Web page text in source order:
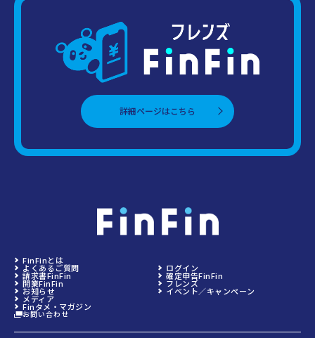
詳細ページはこちら
FinFinとは
よくあるご質問 ログイン
請求書FinFin 確定申告FinFin
開業FinFin フレンズ
お知らせ イベント／キャンペーン
メディア
Finタメ・マガジン
お問い合わせ